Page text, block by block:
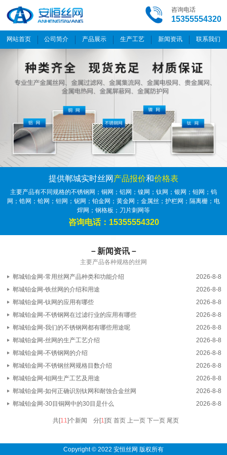
咨询电话
15355554320
网站首页 公司简介 产品展示 生产工艺 新闻资讯 联系我们
提供郸城实时丝网 产品报价和价格表
主要产品有不同规格的不锈钢网；铜网；铝网；镍网；钛网；银网；钼网；钨
网；锆网；铪网；钽网；铌网；铂金网；黄金网；金属丝；护栏网；隔离栅；电
焊网；钢格板；刀片刺网等
咨询电话：15355554320
－新闻资讯－
主要产品各种规格的丝网
郸城铂金网-常用丝网产品种类和功能介绍
2026-8-8
郸城铂金网-铁丝网的介绍和用途
2026-8-8
郸城铂金网-钛网的应用有哪些
2026-8-8
郸城铂金网-不锈钢网在过滤行业的应用有哪些
2026-8-8
郸城铂金网-我们的不锈钢网都有哪些用途呢
2026-8-8
郸城铂金网-丝网的生产工艺介绍
2026-8-8
郸城铂金网-不锈钢网的介绍
2026-8-8
郸城铂金网-不锈钢丝网规格目数介绍
2026-8-8
郸城铂金网-钼网生产工艺及用途
2026-8-8
郸城铂金网-如何正确识别钛网和耐蚀合金丝网
2026-8-8
郸城铂金网-30目铜网中的30目是什么
2026-8-8
共[11]个新闻 分[1]页 首页 上一页 下一页 尾页
Copyright © 2022 安恒丝网 版权所有